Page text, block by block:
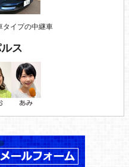
タイプの中継車
ス